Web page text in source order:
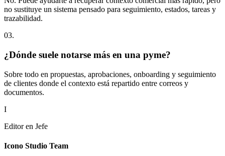
no sustituye un sistema pensado para seguimiento, estados, tareas y
trazabilidad.
03.
¿Dónde suele notarse más en una pyme?
Sobre todo en propuestas, aprobaciones, onboarding y seguimiento
de clientes donde el contexto está repartido entre correos y
documentos.
I
Editor en Jefe
Icono Studio Team